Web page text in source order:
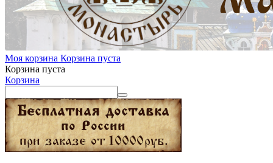
Моя корзина Корзина пуста
Корзина пуста
Корзина